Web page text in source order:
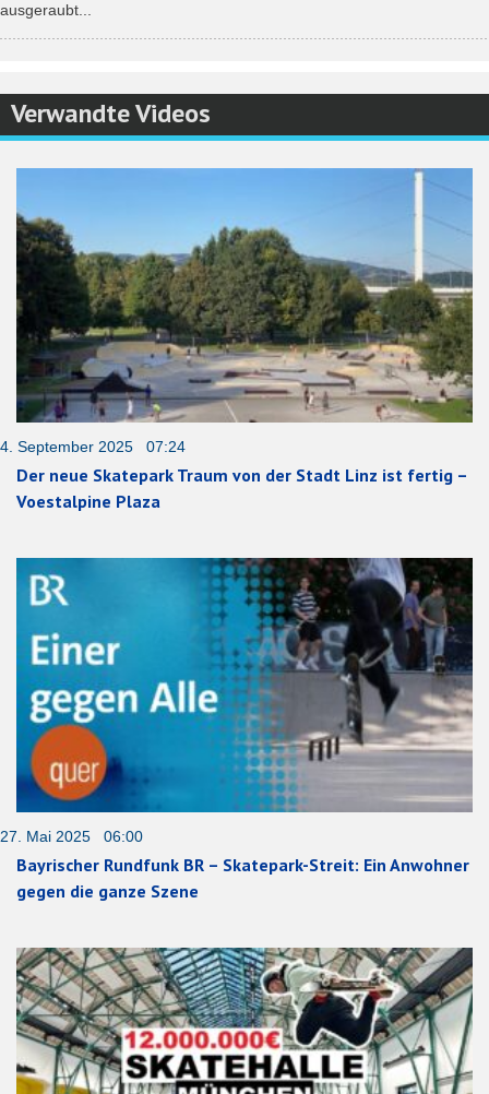
ausgeraubt...
Verwandte Videos
4. September 2025 07:24
Der neue Skatepark Traum von der Stadt Linz ist fertig –
Voestalpine Plaza
27. Mai 2025 06:00
Bayrischer Rundfunk BR – Skatepark-Streit: Ein Anwohner
gegen die ganze Szene